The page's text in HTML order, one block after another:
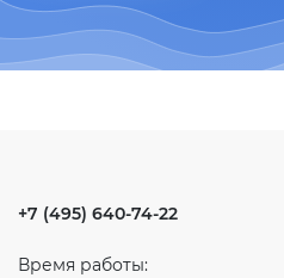
+7 (495) 640-74-22
Время работы: